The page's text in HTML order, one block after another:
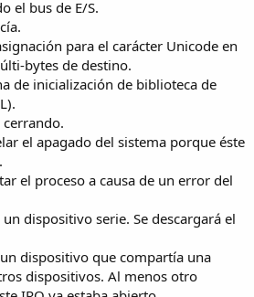
el bus de E/S.
para el carácter Unicode en
bytes de destino.
de inicialización de biblioteca de
cerrando.
el apagado del sistema porque éste
el proceso a causa de un error del
dispositivo serie. Se descargará el
dispositivo que compartía una
dispositivos. Al menos otro